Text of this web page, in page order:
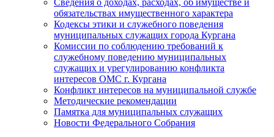
обязательствах имущественного характера
Кодексы этики и служебного поведения
муниципальных служащих города Кургана
Комиссии по соблюдению требований к
служебному поведению муниципальных
служащих и урегулированию конфликта
интересов ОМС г. Кургана
Конфликт интересов на муниципальной службе
Методические рекомендации
Памятка для муниципальных служащих
Новости Федерального Cобрания